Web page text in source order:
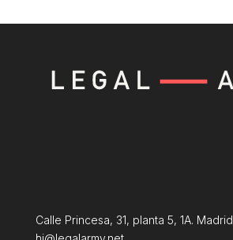
Calle Princesa, 31, planta 5, 1A. Madrid